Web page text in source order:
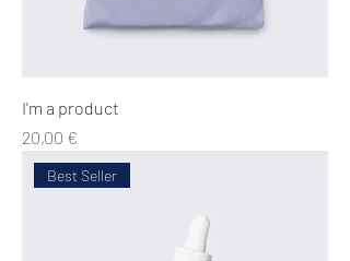
I'm a product
Precio
20,00 €
Best Seller